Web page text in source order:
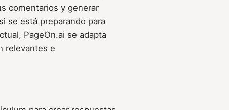
comentarios y generar
se está preparando para
PageOn.ai se adapta
relevantes e